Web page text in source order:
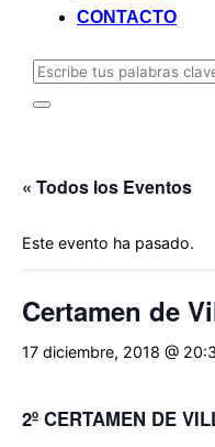
CONTACTO
Buscar:
Alternar
y
« Todos los Eventos
Este evento ha pasado.
Certamen de
17 diciembre, 2018 @
2º CERTAMEN DE